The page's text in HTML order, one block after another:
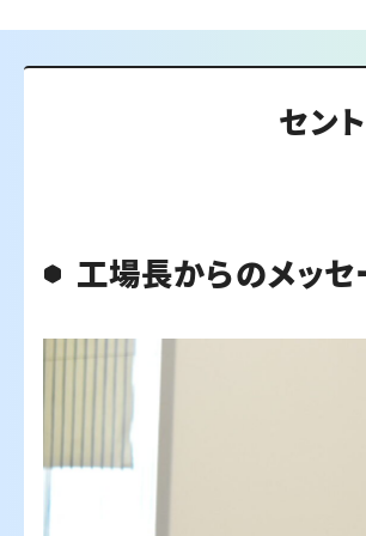
セン
工場長からのメッセ